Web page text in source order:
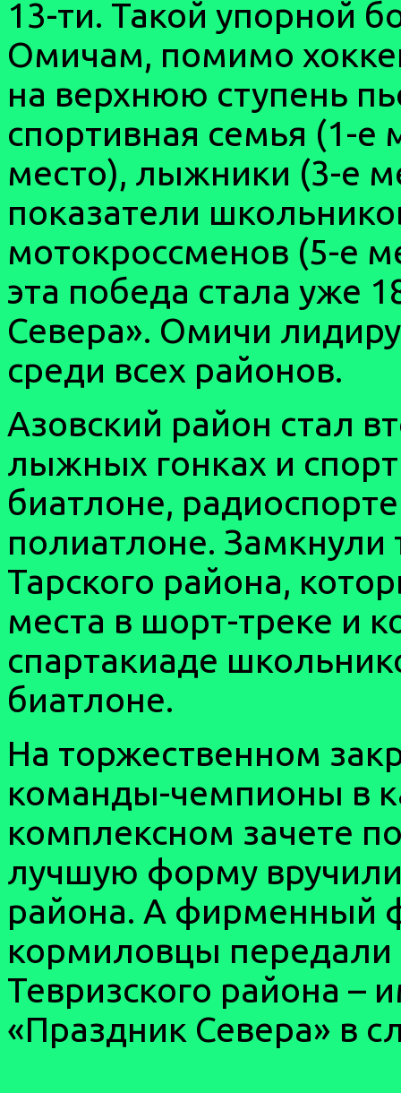
13-ти. Такой упорной
Омичам, помимо
на верхнюю ступень
спортивная семья (1-е
место), лыжники (3-е
показатели
мотокроссменов (5-е
эта победа стала уже
Севера». Омичи
среди всех районов.
Азовский район стал
лыжных гонках и
биатлоне,
полиатлоне.
Тарского района,
места в шорт-треке и
спартакиаде
биатлоне.
На торжественном
команды-чемпионы в
комплексном зачете
лучшую форму
района. А фирменный
кормиловцы передали
Тевризского района –
«Праздник Севера» в